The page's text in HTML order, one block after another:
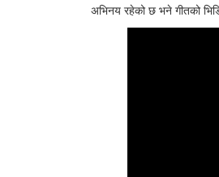
अभिनय रहेको छ भने गीतको